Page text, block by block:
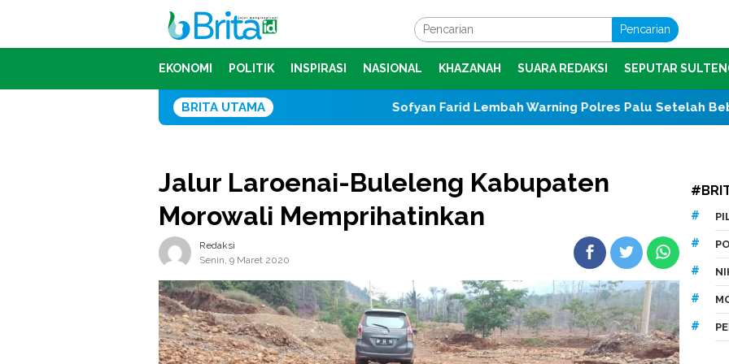
Pencarian
EKONOMI POLITIK INSPIRASI NASIONAL KHAZANAH SUARA REDAKSI SEPUTAR
BRITA UTAMA Sofyan Farid Lembah Warning Polres Palu Setelah Bebaskan
Jalur Laroenai-Buleleng Kabupaten
Morowali Memprihatinkan
Redaksi
Senin, 9 Maret 2020